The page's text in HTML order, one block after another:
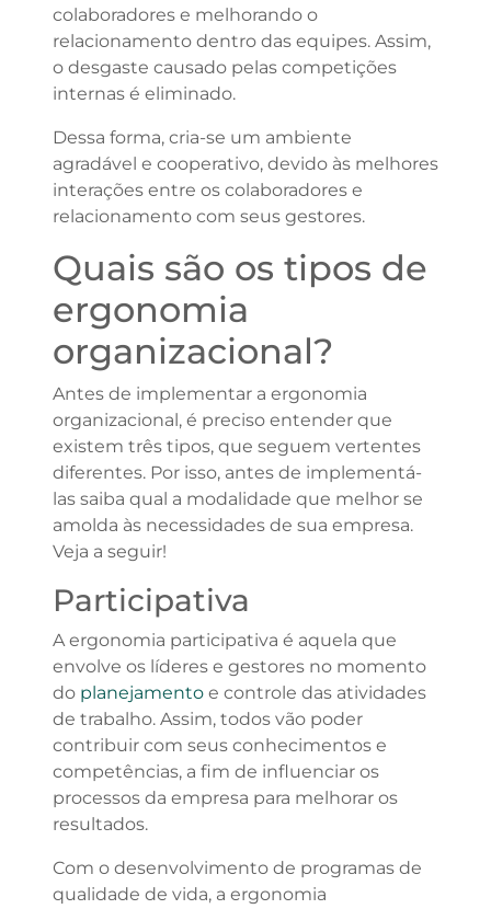
colaboradores e melhorando o
relacionamento dentro das equipes. Assim,
o desgaste causado pelas competições
internas é eliminado.
Dessa forma, cria-se um ambiente
agradável e cooperativo, devido às melhores
interações entre os colaboradores e
relacionamento com seus gestores.
Quais são os tipos de
ergonomia
organizacional?
Antes de implementar a ergonomia
organizacional, é preciso entender que
existem três tipos, que seguem vertentes
diferentes. Por isso, antes de implementá-
las saiba qual a modalidade que melhor se
amolda às necessidades de sua empresa.
Veja a seguir!
Participativa
A ergonomia participativa é aquela que
envolve os líderes e gestores no momento
do planejamentoe controle das atividades
de trabalho. Assim, todos vão poder
contribuir com seus conhecimentos e
competências, a fim de influenciar os
processos da empresa para melhorar os
resultados.
Com o desenvolvimento de programas de
qualidade de vida, a ergonomia